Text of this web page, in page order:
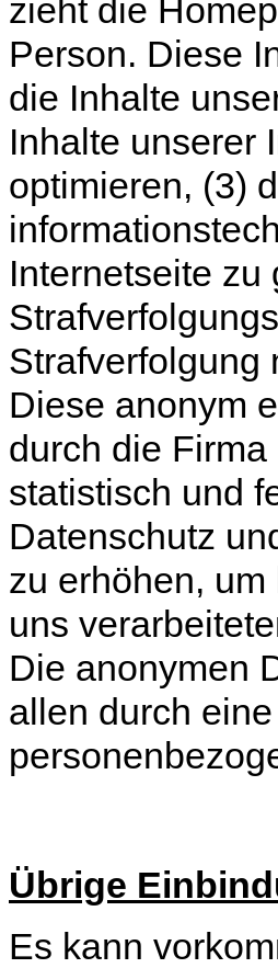
zieht die
Person. Diese
die Inhalte
Inhalte unserer
optimieren, (3)
Internetseite zu
Strafverfolgung
Diese anonym
durch die
statistisch und
Datenschutz
zu erhöhen,
uns
Die anonymen
allen durch
Übrige
Es kann